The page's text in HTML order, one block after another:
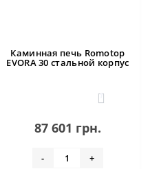
Каминная печь Romotop
EVORA 30 стальной корпус
1
87 601 грн.
- +